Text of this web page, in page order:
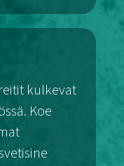
kulkevat
Koe